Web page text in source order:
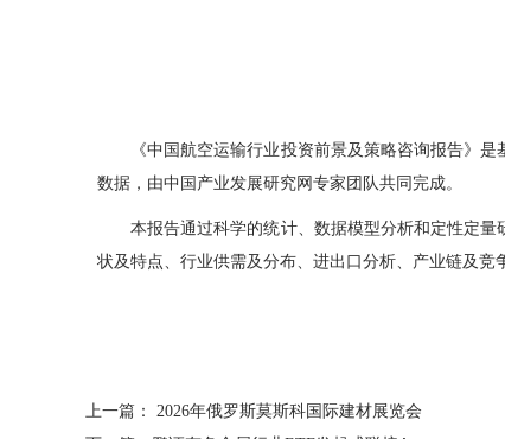
《中国航空运输行业投资前景及策略咨询报告》是
数据，由中国产业发展研究网专家团队共同完成。
本报告通过科学的统计、数据模型分析和定性定量
状及特点、行业供需及分布、进出口分析、产业链及
上一篇：
2026年俄罗斯莫斯科国际建材展览会